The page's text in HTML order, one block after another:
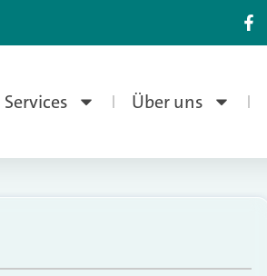
Services Über uns